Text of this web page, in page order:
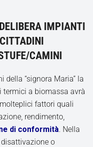
IMPIANTI
CAMINI
della “signora Maria” la
a biomassa avrà
fattori quali
rendimento,
di conformità. Nella
o